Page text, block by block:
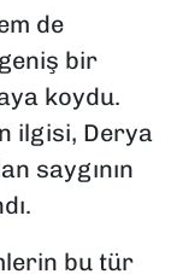
de
bir
koydu.
ilgisi, Derya
saygının
bu tür